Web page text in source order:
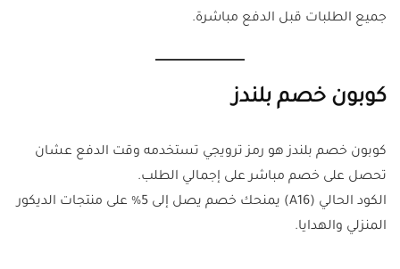
جميع الطلبات قبل الدفع مباشرة.
كوبون خصم بلندز
كوبون خصم بلندز هو رمز ترويجي تستخدمه وقت الدفع عشان
تحصل على خصم مباشر على إجمالي الطلب.
الكود الحالي (A16) يمنحك خصم يصل إلى 5% على منتجات الديكور
المنزلي والهدايا.